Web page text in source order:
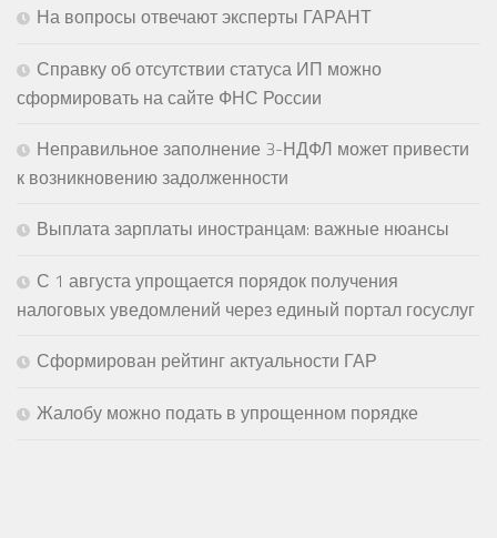
На вопросы отвечают эксперты ГАРАНТ
Справку об отсутствии статуса ИП можно
сформировать на сайте ФНС России
Неправильное заполнение 3-НДФЛ может привести
к возникновению задолженности
Выплата зарплаты иностранцам: важные нюансы
С 1 августа упрощается порядок получения
налоговых уведомлений через единый портал госуслуг
Сформирован рейтинг актуальности ГАР
Жалобу можно подать в упрощенном порядке